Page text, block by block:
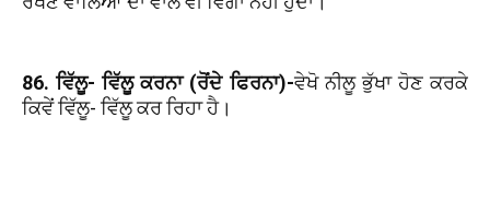
86. ਵਿੱਲੂ- ਵਿੱਲੂ ਕਰਨਾ (ਰੋਂਦੇ ਫਿਰਨਾ)-ਵੇਖੋ ਨੀਲੂ ਭੁੱਖਾ ਹੋਣ ਕਰਕੇ
ਕਿਵੇਂ ਵਿੱਲੂ- ਵਿੱਲੂ ਕਰ ਰਿਹਾ ਹੈ।